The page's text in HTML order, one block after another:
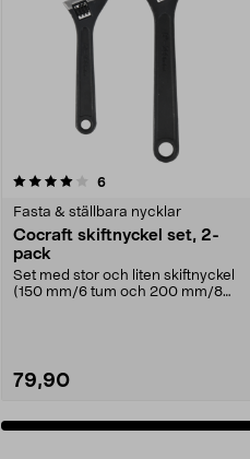
6recensioner
Fasta & ställbara nycklar
Cocraft skiftnyckel set, 2-
pack
Set med stor och liten skiftnyckel
(150 mm/6 tum och 200 mm/8
79,90
4.5 av 5 stjärnor